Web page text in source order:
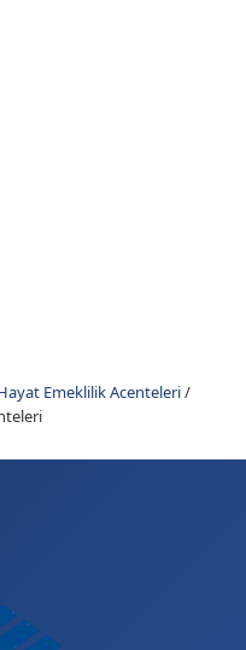
Emeklilik Acenteleri/